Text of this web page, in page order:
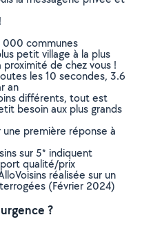
000 communes
petit village à la plus
de chez vous !
les 10 secondes, 3.6
an
différents, tout est
besoin aux plus grands
première réponse à
sur 5* indiquent
qualité/prix
réalisée sur un
(Février 2024)
?